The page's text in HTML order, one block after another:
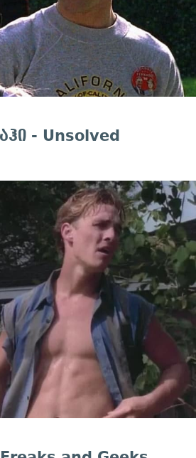
- Unsolved